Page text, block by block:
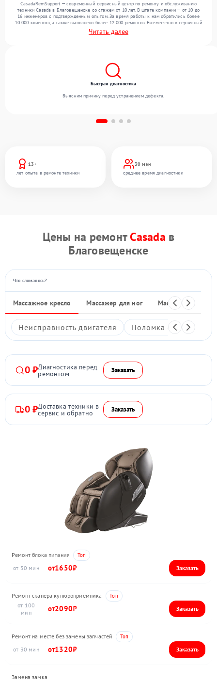
CasadaRemSupport — современный сервисный центр по ремонту и обслуживанию
техники Casada в Благовещенске со стажем от 10 лет. В штате компании — от 10 до
16 инженеров с подтвержденным опытом. За время работы к нам обратились более
10 000 клиентов, а также выполнено более 12 000 ремонтов. Ежемесячно в сервисный
центр поступает свыше 300 единиц техники, включая , , . Мы выполняем ремонт
различного уровня сложности и предлагаем стабильный уровень сервиса благодаря
Читать далее
13+
лет опыта в ремонте техники
30 мин
среднее время диагностики
Быстрая диагностика
Выясним причину перед устранением дефекта.
Цены на ремонтCasada в
Благовещенске
Что сломалось?
Массажное кресло Массажер для ног Массажные
Неисправность двигателя Поломка системы
0 ₽Диагностика перед
ремонтом Заказать
0 ₽Доставка техники в
сервис и обратно Заказать
Ремонт блока питания
50
1650
Ремонт сканера купюроприемника
100
2090
Ремонт на месте без замены запчастей
30
1320
Замена замка